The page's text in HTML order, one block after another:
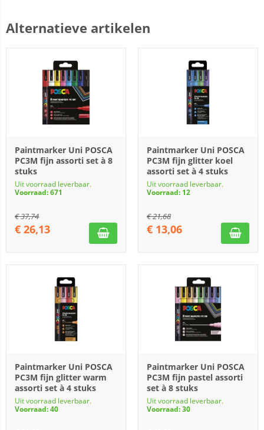
Alternatieve artikelen
Paintmarker Uni POSCA
PC3M fijn assorti set à 8
stuks
Uit voorraad leverbaar.
Voorraad: 671
€37,74
€ 26,13
Paintmarker Uni POSCA
PC3M fijn glitter koel
assorti set à 4 stuks
Uit voorraad leverbaar.
Voorraad: 12
€21,68
€ 13,06
Paintmarker Uni POSCA
PC3M fijn glitter warm
assorti set à 4 stuks
Uit voorraad leverbaar.
Voorraad: 40
Paintmarker Uni POSCA
PC3M fijn pastel assorti
set à 8 stuks
Uit voorraad leverbaar.
Voorraad: 30